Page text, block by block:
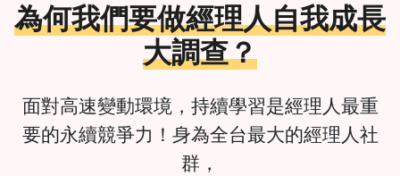
為何我們要做經理人自我成長
大調查？
面對高速變動環境，持續學習是經理人最重
要的永續競爭力！身為全台最大的經理人社
群，